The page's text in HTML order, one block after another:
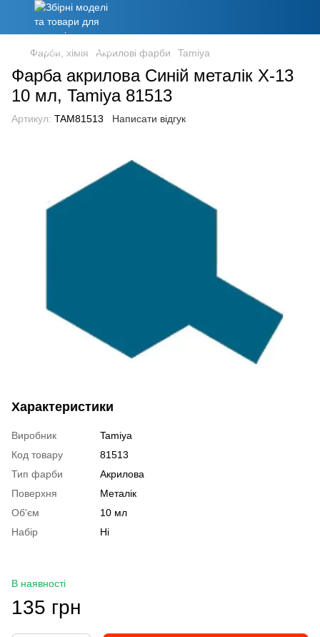
Фарби, хімія Акрилові фарби Tamiya
Фарба акрилова Синій металік X-13
10 мл, Tamiya 81513
Артикул: TAM81513 Написати відгук
Характеристики
Виробник
Tamiya
Код товару
81513
Тип фарби
Акрилова
Поверхня
Металік
Об'єм
10 мл
Набір
Ні
В наявності
135 грн